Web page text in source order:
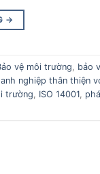
→
vệ môi trường bảo
nghiệp thân thiện
trường ISO 14001